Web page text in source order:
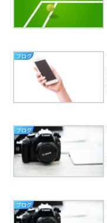
ブログ
ブログ
ブログ